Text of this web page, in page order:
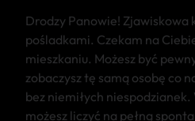
Drodzy Panowie! Zjawiskowa
pośladkami. Czekam na
mieszkaniu. Możesz być
zobaczysz tę samą osobę co
bez niemiłych
możesz liczyć na pełną